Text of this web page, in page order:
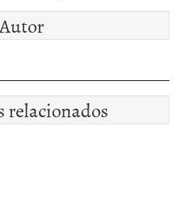
relacionados